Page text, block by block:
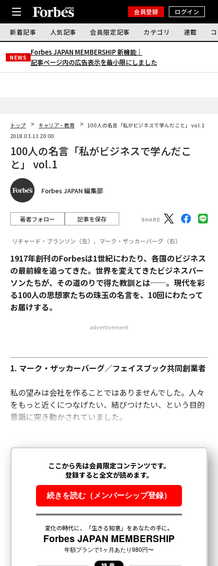
会員登録 ログイン
新着記事 人気記事 会員限定記事 カテゴリ 連載
NEWS
Forbes JAPAN MEMBERSHIP 新機能｜
記事ページ内の広告表示を最小限にしました
トップ キャリア・教育
100人の名言「私がビジネスで学んだこと」 vol.1
2018.03.13 20:00
100人の名言「私がビジネスで学んだこ
と」 vol.1
Forbes JAPAN 編集部
著者フォロー 記事を保存
リチャード・ブランソン（左）、マーク・ザッカーバーグ（右）
1917年創刊のForbesは1世紀にわたり、各国のビジネス
の最前線を追ってきた。世界を変えてきたビジネスパー
ソンたちが、その道のりで得た教訓とは──。現代を彩
る100人の思想家たちの珠玉の名言を、10回にわたって
お届けする。
advertisement
1. マーク・ザッカーバーグ／フェイスブック共同創業者
私の望みは会社を作ることではありませんでした。人々
をもっと近くにつなげたい、結びつけたい、という目的
意識に突き動かされていました。